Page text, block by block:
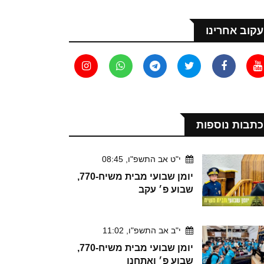
עקוב אחרינו
כתבות נוספות
י"ט אב התשפ"ו, 08:45
יומן שבועי מבית משיח-770,
שבוע פ׳ עקב
י"ב אב התשפ"ו, 11:02
יומן שבועי מבית משיח-770,
שבוע פ׳ ואתחנן